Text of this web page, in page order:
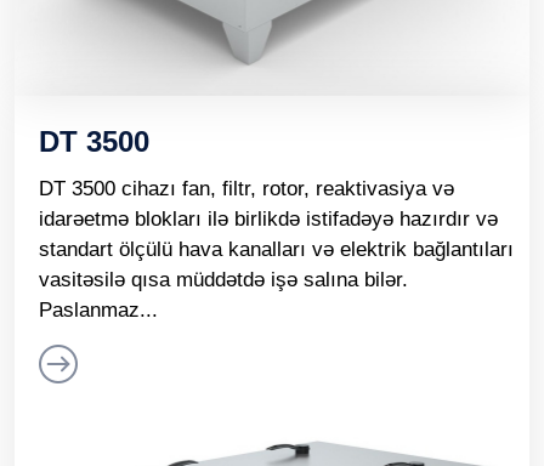
DT 3500
DT 3500 cihazı fan, filtr, rotor, reaktivasiya və
idarəetmə blokları ilə birlikdə istifadəyə hazırdır və
standart ölçülü hava kanalları və elektrik bağlantıları
vasitəsilə qısa müddətdə işə salına bilər.
Paslanmaz...